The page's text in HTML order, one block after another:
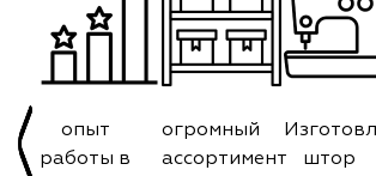
опыт
работы в
огромный
ассортимент
штор